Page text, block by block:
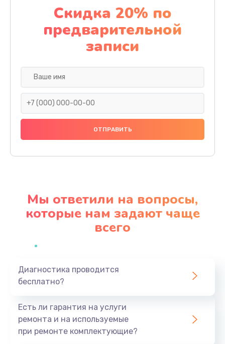
Замена материнской платы
1100 руб.
Заказать
Замена праймера
1000 руб.
Заказать
Профилактическая чистка
Заказать
Скидка 20% по
предварительной
записи
Мы ответили на вопросы,
которые нам задают чаще
всего
Диагностика проводится
бесплатно?
Есть ли гарантия на услуги
ремонта и на используемые
при ремонте комплектующие?